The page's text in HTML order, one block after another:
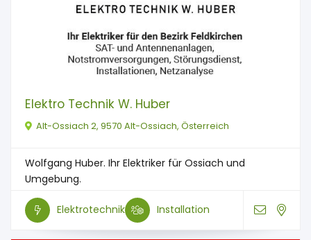
Elektro Technik W. Huber
Alt-Ossiach 2, 9570 Alt-Ossiach, Österreich
Wolfgang Huber. Ihr Elektriker für Ossiach und
Umgebung.
Elektrotechnik Installation